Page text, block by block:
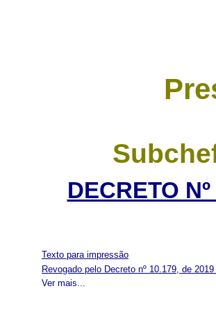
DECRETO
Texto para impressão
Ver mais...
Revogado pelo Decreto nº 10.179, de 2019